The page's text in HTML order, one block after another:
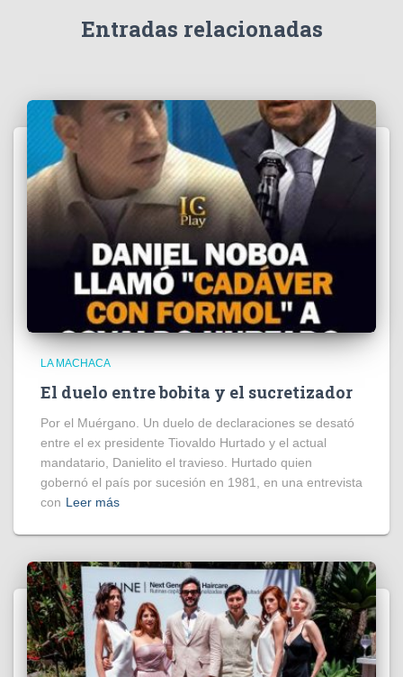
Entradas relacionadas
LA MACHACA
El duelo entre bobita y el sucretizador
Por el Muérgano. Un duelo de declaraciones se desató
entre el ex presidente Tiovaldo Hurtado y el actual
mandatario, Danielito el travieso. Hurtado quien
gobernó el país por sucesión en 1981, en una entrevista
con Leer más